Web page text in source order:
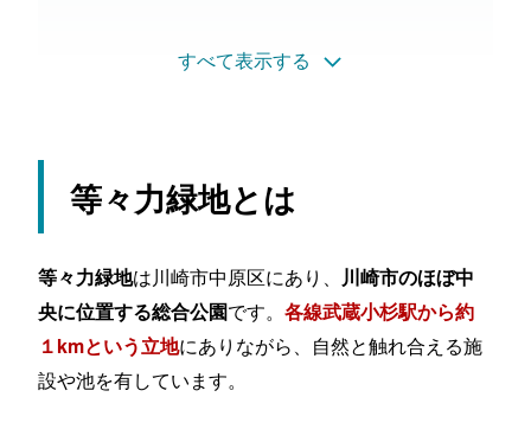
とどろきアリーナの再編・建て替え
今後の流れ
等々力緑地再開発の事業者
影響
環境の整備による賃貸ニーズの増加
武蔵小杉駅以外の周辺エリア物件の価格上昇
まとめ
すべて表示する
等々力緑地とは
等々力緑地は川崎市中原区にあり、 川崎市のほぼ中
央に位置する総合公園です。各線武蔵小杉駅から約
１kmという立地にありながら、自然と触れ合える施
設や池を有しています。